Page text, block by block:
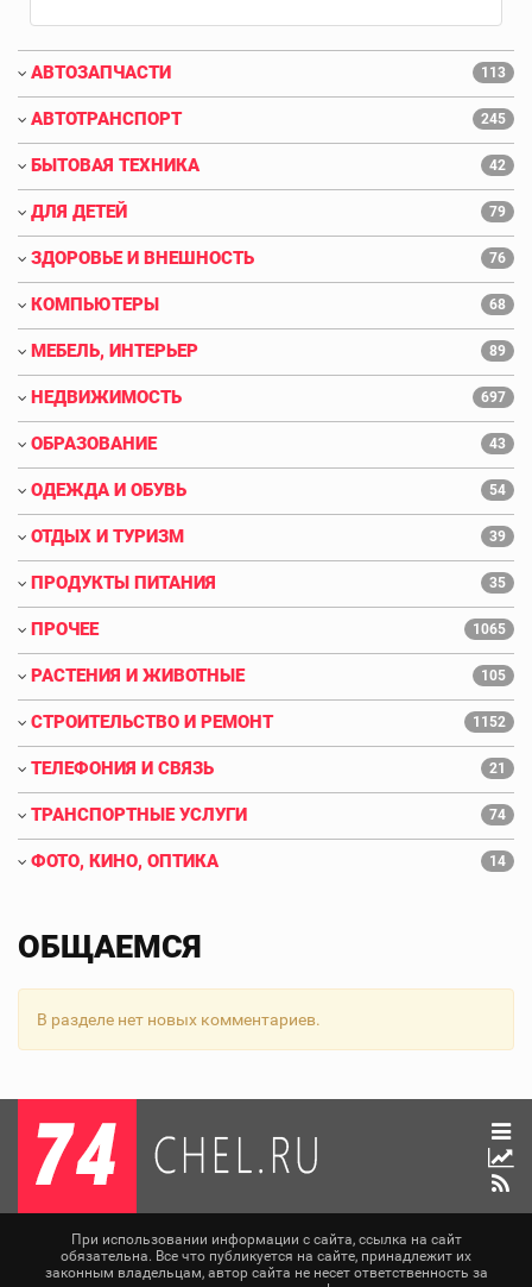
АВТОЗАПЧАСТИ 113
АВТОТРАНСПОРТ 245
БЫТОВАЯ ТЕХНИКА 42
ДЛЯ ДЕТЕЙ 79
ЗДОРОВЬЕ И ВНЕШНОСТЬ 76
КОМПЬЮТЕРЫ 68
МЕБЕЛЬ, ИНТЕРЬЕР 89
НЕДВИЖИМОСТЬ 697
ОБРАЗОВАНИЕ 43
ОДЕЖДА И ОБУВЬ 54
ОТДЫХ И ТУРИЗМ 39
ПРОДУКТЫ ПИТАНИЯ 35
ПРОЧЕЕ 1065
РАСТЕНИЯ И ЖИВОТНЫЕ 105
СТРОИТЕЛЬСТВО И РЕМОНТ 1152
ТЕЛЕФОНИЯ И СВЯЗЬ 21
ТРАНСПОРТНЫЕ УСЛУГИ 74
ФОТО, КИНО, ОПТИКА 14
ОБЩАЕМСЯ
В разделе нет новых комментариев.
При использовании информации с сайта, ссылка на сайт
обязательна. Все что публикуется на сайте, принадлежит их
законным владельцам, автор сайта не несет ответственность за